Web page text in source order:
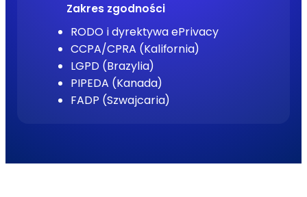
Zakres zgodności
RODO i dyrektywa ePrivacy
CCPA/CPRA (Kalifornia)
LGPD (Brazylia)
PIPEDA (Kanada)
FADP (Szwajcaria)